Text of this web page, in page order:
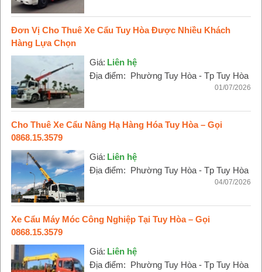
Đơn Vị Cho Thuê Xe Cẩu Tuy Hòa Được Nhiều Khách
Hàng Lựa Chọn
Giá: Liên hệ
Địa điểm: Phường Tuy Hòa - Tp Tuy Hòa
01/07/2026
Cho Thuê Xe Cẩu Nâng Hạ Hàng Hóa Tuy Hòa – Gọi
0868.15.3579
Giá: Liên hệ
Địa điểm: Phường Tuy Hòa - Tp Tuy Hòa
04/07/2026
Xe Cẩu Máy Móc Công Nghiệp Tại Tuy Hòa – Gọi
0868.15.3579
Giá: Liên hệ
Địa điểm: Phường Tuy Hòa - Tp Tuy Hòa